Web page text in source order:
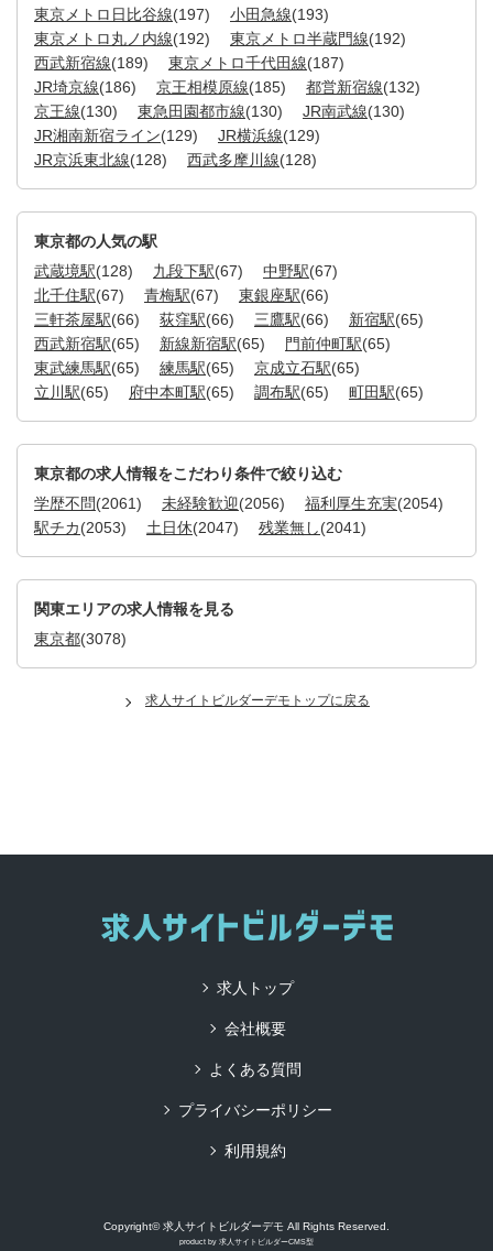
東京メトロ日比谷線(197) 小田急線(193)
東京メトロ丸ノ内線(192) 東京メトロ半蔵門線(192)
西武新宿線(189) 東京メトロ千代田線(187)
JR埼京線(186) 京王相模原線(185) 都営新宿線(132)
京王線(130) 東急田園都市線(130) JR南武線(130)
JR湘南新宿ライン(129) JR横浜線(129)
JR京浜東北線(128) 西武多摩川線(128)
東京都の人気の駅
武蔵境駅(128) 九段下駅(67) 中野駅(67)
北千住駅(67) 青梅駅(67) 東銀座駅(66)
三軒茶屋駅(66) 荻窪駅(66) 三鷹駅(66) 新宿駅(65)
西武新宿駅(65) 新線新宿駅(65) 門前仲町駅(65)
東武練馬駅(65) 練馬駅(65) 京成立石駅(65)
立川駅(65) 府中本町駅(65) 調布駅(65) 町田駅(65)
東京都の求人情報をこだわり条件で絞り込む
学歴不問(2061) 未経験歓迎(2056) 福利厚生充実(2054)
駅チカ(2053) 土日休(2047) 残業無し(2041)
関東エリアの求人情報を見る
東京都(3078)
求人サイトビルダーデモトップに戻る
求人トップ
会社概要
よくある質問
プライバシーポリシー
利用規約
Copyright© 求人サイトビルダーデモ All Rights Reserved.
product by 求人サイトビルダーCMS型